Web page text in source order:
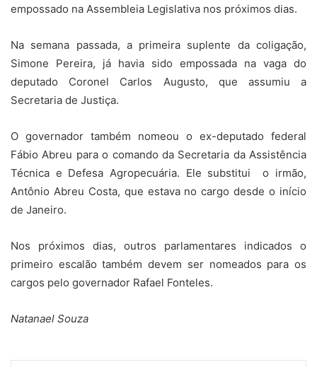
empossado na Assembleia Legislativa nos próximos dias.
Na semana passada, a primeira suplente da coligação,
Simone Pereira, já havia sido empossada na vaga do
deputado Coronel Carlos Augusto, que assumiu a
Secretaria de Justiça.
O governador também nomeou o ex-deputado federal
Fábio Abreu para o comando da Secretaria da Assistência
Técnica e Defesa Agropecuária. Ele substitui o irmão,
Antônio Abreu Costa, que estava no cargo desde o início
de Janeiro.
Nos próximos dias, outros parlamentares indicados o
primeiro escalão também devem ser nomeados para os
cargos pelo governador Rafael Fonteles.
Natanael Souza